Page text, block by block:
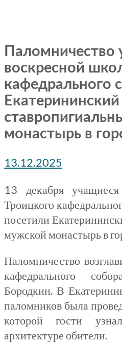
Паломничество
воскресной
кафедрального
Екатерининский
монастырь в
13.12.2025
13 декабря
Троицкого
посетили
мужской монастырь в
Паломничество
кафедрального
Бородкин. В
паломников была
которой гости
архитектуре обители.